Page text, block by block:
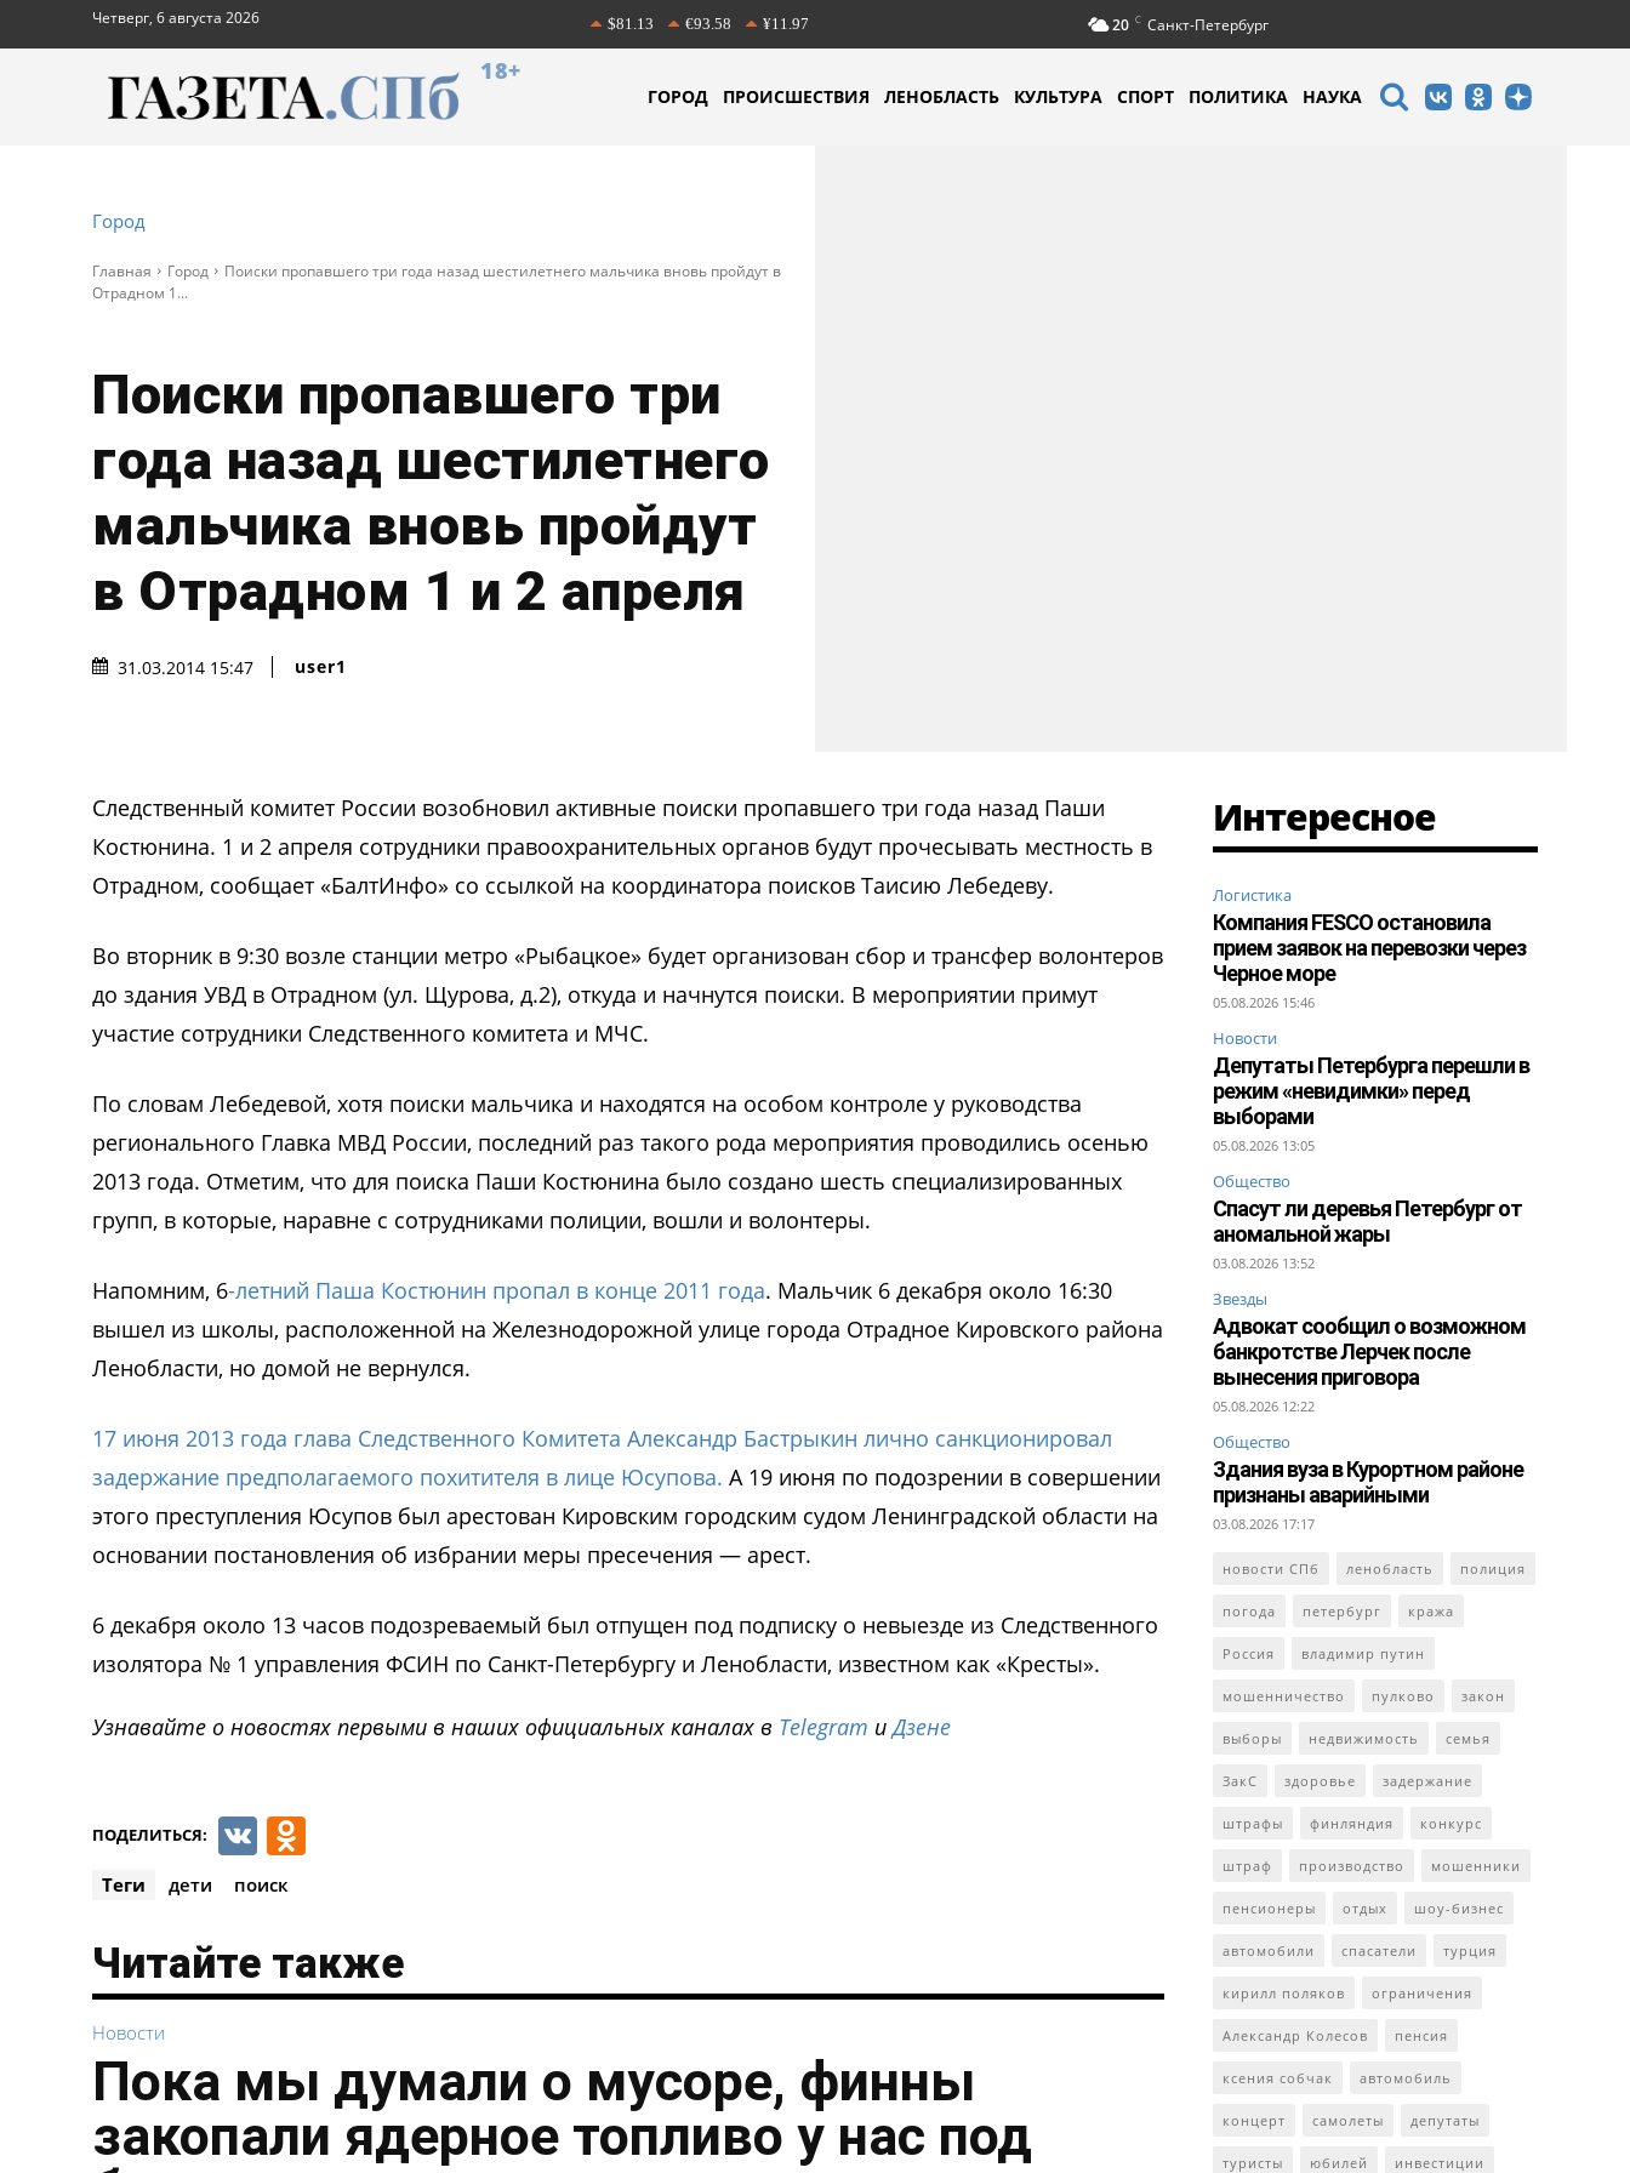
Четверг, 6 августа 2026 $81.13 €93.58 ¥11.97 20 C Санкт-Петербург
18+
ГОРОД ПРОИСШЕСТВИЯ ЛЕНОБЛАСТЬ КУЛЬТУРА СПОРТ ПОЛИТИКА НАУКА
Город
Главная Город
Поиски пропавшего три года назад шестилетнего мальчика вновь пройдут в
Отрадном 1...
Поиски пропавшего три
года назад шестилетнего
мальчика вновь пройдут
в Отрадном 1 и 2 апреля
31.03.2014 15:47 user1
Следственный комитет России возобновил активные поиски пропавшего три года назад Паши
Костюнина. 1 и 2 апреля сотрудники правоохранительных органов будут прочесывать местность в
Отрадном, сообщает «БалтИнфо» со ссылкой на координатора поисков Таисию Лебедеву.
Во вторник в 9:30 возле станции метро «Рыбацкое» будет организован сбор и трансфер волонтеров
до здания УВД в Отрадном (ул. Щурова, д.2), откуда и начнутся поиски. В мероприятии примут
участие сотрудники Следственного комитета и МЧС.
По словам Лебедевой, хотя поиски мальчика и находятся на особом контроле у руководства
регионального Главка МВД России, последний раз такого рода мероприятия проводились осенью
2013 года. Отметим, что для поиска Паши Костюнина было создано шесть специализированных
групп, в которые, наравне с сотрудниками полиции, вошли и волонтеры.
Напомним, 6-летний Паша Костюнин пропал в конце 2011 года. Мальчик 6 декабря около 16:30
вышел из школы, расположенной на Железнодорожной улице города Отрадное Кировского района
Ленобласти, но домой не вернулся.
17 июня 2013 года глава Следственного Комитета Александр Бастрыкин лично санкционировал
задержание предполагаемого похитителя в лице Юсупова. А 19 июня по подозрении в совершении
этого преступления Юсупов был арестован Кировским городским судом Ленинградской области на
основании постановления об избрании меры пресечения — арест.
6 декабря около 13 часов подозреваемый был отпущен под подписку о невыезде из Следственного
изолятора № 1 управления ФСИН по Санкт-Петербургу и Ленобласти, известном как «Кресты».
Узнавайте о новостях первыми в наших официальных каналах в Telegram иДзене
ПОДЕЛИТЬСЯ: VK
Теги дети поиск
Читайте также
Новости
Пока мы думали о мусоре, финны
закопали ядерное топливо у нас под
Интересное
Логистика
Компания FESCO остановила
прием заявок на перевозки через
Черное море
05.08.2026 15:46
Новости
Депутаты Петербурга перешли в
режим «невидимки» перед
выборами
05.08.2026 13:05
Общество
Спасут ли деревья Петербург от
аномальной жары
03.08.2026 13:52
Звезды
Адвокат сообщил о возможном
банкротстве Лерчек после
вынесения приговора
05.08.2026 12:22
Общество
Здания вуза в Курортном районе
признаны аварийными
03.08.2026 17:17
новости СПб ленобласть полиция
погода петербург кража
Россия владимир путин
мошенничество пулково закон
выборы недвижимость семья
ЗакС здоровье задержание
штрафы финляндия конкурс
штраф производство мошенники
пенсионеры отдых шоу-бизнес
автомобили спасатели турция
кирилл поляков ограничения
Александр Колесов пенсия
ксения собчак автомобиль
концерт самолеты депутаты
туристы юбилей инвестиции